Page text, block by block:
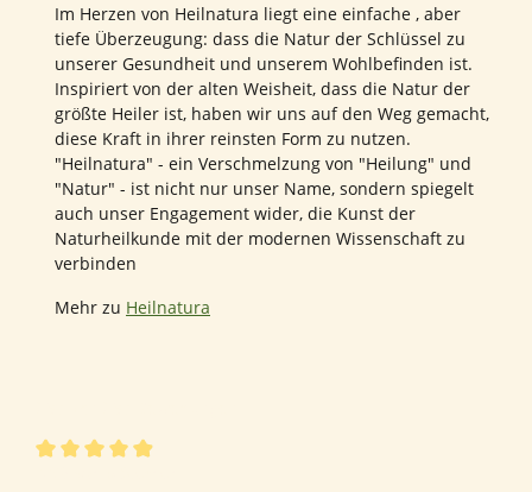
Im Herzen von Heilnatura liegt eine einfache , aber
tiefe Überzeugung: dass die Natur der Schlüssel zu
unserer Gesundheit und unserem Wohlbefinden ist.
Inspiriert von der alten Weisheit, dass die Natur der
größte Heiler ist, haben wir uns auf den Weg gemacht,
diese Kraft in ihrer reinsten Form zu nutzen.
"Heilnatura" - ein Verschmelzung von "Heilung" und
"Natur" - ist nicht nur unser Name, sondern spiegelt
auch unser Engagement wider, die Kunst der
Naturheilkunde mit der modernen Wissenschaft zu
verbinden
Mehr zu Heilnatura